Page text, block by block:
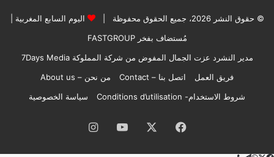
© حقوق النشر 2026، جميع الحقوق محفوظة | اليوم السابع المغربية
مُستضاف بفخرFASTGROUP
مدير النشرد عزت الجمال المفوض من شركة المملوكة 7Days Media
فريق العمل
اتصل بنا – Contact
من نحن – About us
شروط الاستخدام- Conditions d’utilisation
سياسة الخصوصية
فيسبوك ‫YouTubeانستقرام